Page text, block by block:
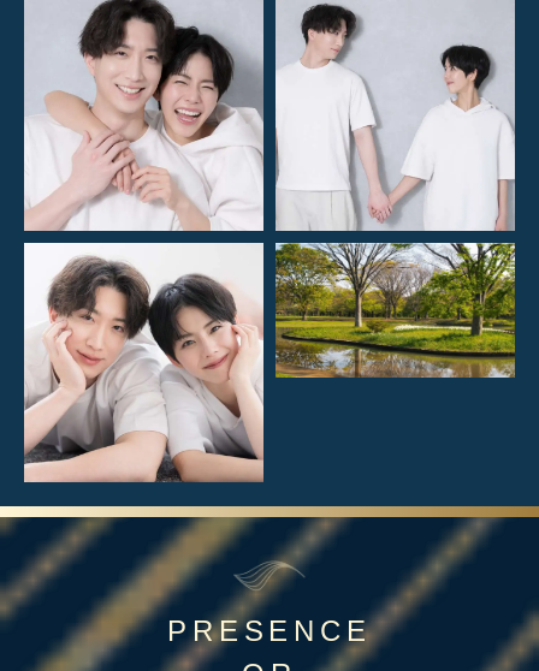
PRESENCE